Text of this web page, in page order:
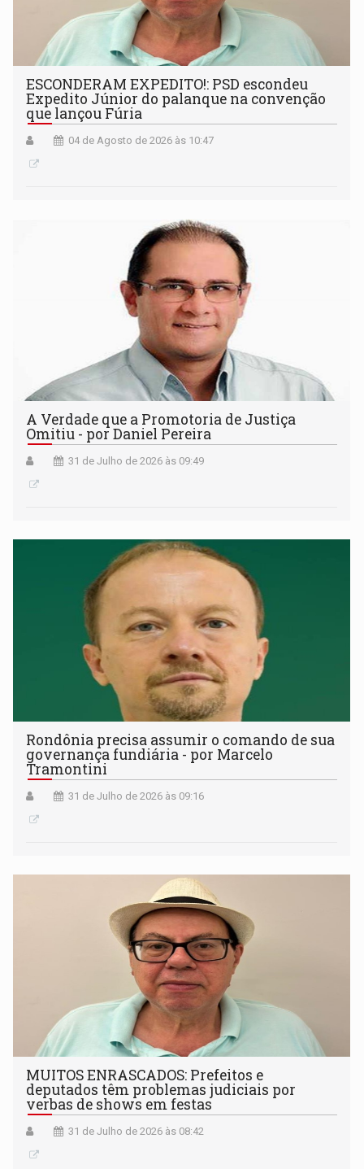
ESCONDERAM EXPEDITO!: PSD escondeu
Expedito Júnior do palanque na convenção
que lançou Fúria
04 de Agosto de 2026 às 10:47
A Verdade que a Promotoria de Justiça
Omitiu - por Daniel Pereira
31 de Julho de 2026 às 09:49
Rondônia precisa assumir o comando de sua
governança fundiária - por Marcelo
Tramontini
31 de Julho de 2026 às 09:16
MUITOS ENRASCADOS: Prefeitos e
deputados têm problemas judiciais por
verbas de shows em festas
31 de Julho de 2026 às 08:42